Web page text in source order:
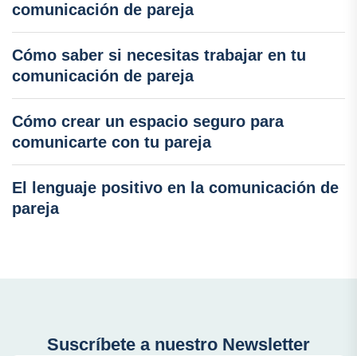
comunicación de pareja
Cómo saber si necesitas trabajar en tu
comunicación de pareja
Cómo crear un espacio seguro para
comunicarte con tu pareja
El lenguaje positivo en la comunicación de
pareja
Suscríbete a nuestro Newsletter